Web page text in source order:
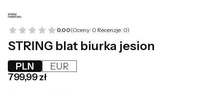
0.00(Oceny: 0 Recenzje: 0)
STRING blat biurka jesion
PLN
EUR
Cena
799,99 zł